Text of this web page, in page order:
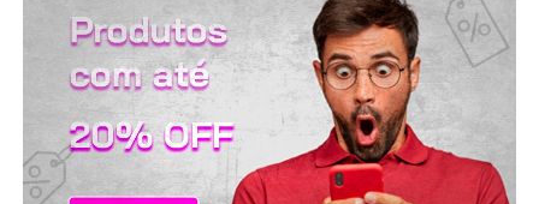
HOME
LANÇAMENTOS